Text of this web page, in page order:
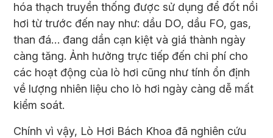
hóa thạch truyền thống được sử dụng để đốt nồi
hơi từ trước đến nay như: dầu DO, dầu FO, gas,
than đá… đang dần cạn kiệt và giá thành ngày
càng tăng. Ảnh hưởng trực tiếp đến chi phí cho
các hoạt động của lò hơi cũng như tính ổn định
về lượng nhiên liệu cho lò hơi ngày càng dễ mất
kiểm soát.
Chính vì vậy, Lò Hơi Bách Khoa đã nghiên cứu